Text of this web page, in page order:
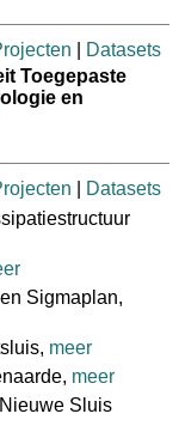
Datasets
Toegepaste
en
Datasets
Sigmaplan,
meer
meer
Sluis